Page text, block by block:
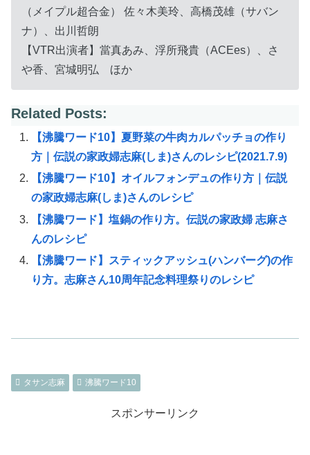
（メイプル超合金） 佐々木美玲、高橋茂雄（サバン
ナ）、出川哲朗
【VTR出演者】當真あみ、浮所飛貴（ACEes）、さ
や香、宮城明弘 ほか
Related Posts:
【沸騰ワード10】夏野菜の牛肉カルパッチョの作り
方｜伝説の家政婦志麻(しま)さんのレシピ(2021.7.9)
【沸騰ワード10】オイルフォンデュの作り方｜伝説
の家政婦志麻(しま)さんのレシピ
【沸騰ワード】塩鍋の作り方。伝説の家政婦 志麻さ
んのレシピ
【沸騰ワード】スティックアッシュ(ハンバーグ)の作
り方。志麻さん10周年記念料理祭りのレシピ
タサン志麻 沸騰ワード10
スポンサーリンク